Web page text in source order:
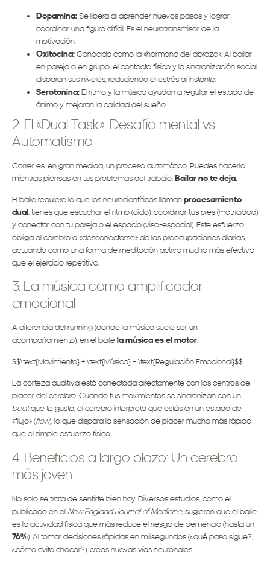
Dopamina:Se libera al aprender nuevos pasos y lograr
coordinar una figura difícil. Es el neurotransmisor de la
motivación.
Oxitocina:Conocida como la «hormona del abrazo». Al bailar
en pareja o en grupo, el contacto físico y la sincronización social
disparan sus niveles, reduciendo el estrés al instante.
Serotonina:El ritmo y la música ayudan a regular el estado de
ánimo y mejoran la calidad del sueño.
2. El «Dual Task»: Desafío mental vs.
Automatismo
Correr es, en gran medida, un proceso automático. Puedes hacerlo
mientras piensas en tus problemas del trabajo. Bailar no te deja.
El baile requiere lo que los neurocientíficos llamanprocesamiento
dual: tienes que escuchar el ritmo (oído), coordinar tus pies (motricidad)
y conectar con tu pareja o el espacio (viso-espacial). Este esfuerzo
obliga al cerebro a «desconectarse» de las preocupaciones diarias,
actuando como una forma de meditación activa mucho más efectiva
que el ejercicio repetitivo.
3. La música como amplificador
emocional
A diferencia del running (donde la música suele ser un
acompañamiento), en el bailela música es el motor.
$$\text{Movimiento} + \text{Música} = \text{Regulación Emocional}$$
La corteza auditiva está conectada directamente con los centros de
placer del cerebro. Cuando tus movimientos se sincronizan con un
beatque te gusta, el cerebro interpreta que estás en un estado de
«flujo» (flow), lo que dispara la sensación de placer mucho más rápido
que el simple esfuerzo físico.
4. Beneficios a largo plazo: Un cerebro
más joven
No solo se trata de sentirte bien hoy. Diversos estudios, como el
publicado en el New England Journal of Medicine, sugieren que el baile
es la actividad física que más reduce el riesgo de demencia (hasta un
76%). Al tomar decisiones rápidas en milisegundos (¿qué paso sigue?,
¿cómo evito chocar?), creas nuevas vías neuronales.